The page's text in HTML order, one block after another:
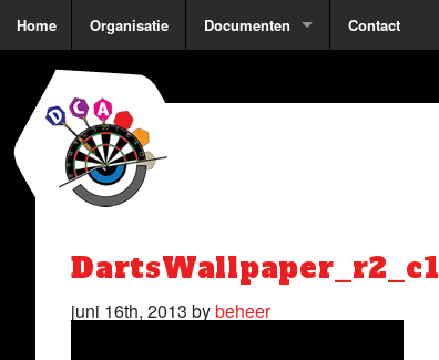
Home Organisatie Documenten Contact
DartsWallpaper_r2_c1
juni 16th, 2013 bybeheer